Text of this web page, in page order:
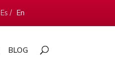
Es / En
BLOG